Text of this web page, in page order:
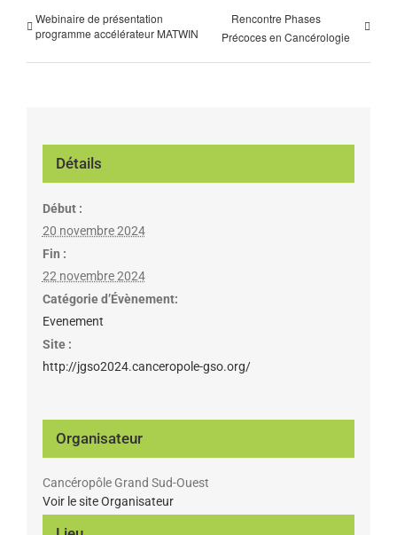
Webinaire de présentation
programme accélérateur MATWIN
Rencontre Phases
Précoces en Cancérologie
Détails
Début :
20 novembre 2024
Fin :
22 novembre 2024
Catégorie d’Évènement:
Evenement
Site :
http://jgso2024.canceropole-gso.org/
Organisateur
Cancéropôle Grand Sud-Ouest
Voir le site Organisateur